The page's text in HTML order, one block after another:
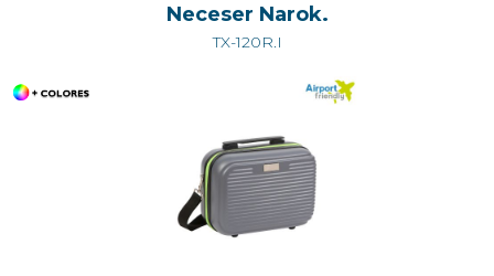
Neceser Narok.
TX-120R.I